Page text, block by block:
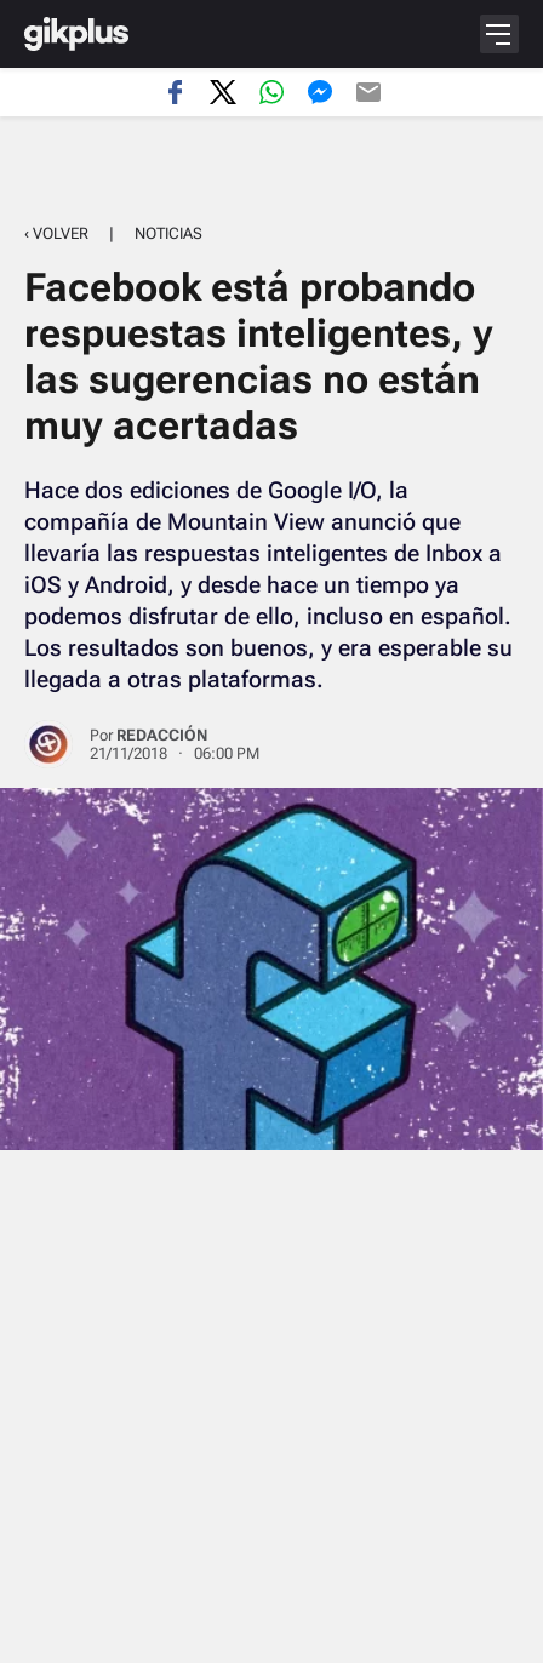
‹ VOLVER | NOTICIAS
Facebook está probando
respuestas inteligentes, y
las sugerencias no están
muy acertadas
Hace dos ediciones de Google I/O, la
compañía de Mountain View anunció que
llevaría las respuestas inteligentes de Inbox a
iOS y Android, y desde hace un tiempo ya
podemos disfrutar de ello, incluso en español.
Los resultados son buenos, y era esperable su
llegada a otras plataformas.
Por REDACCIÓN
21/11/2018 · 06:00 PM